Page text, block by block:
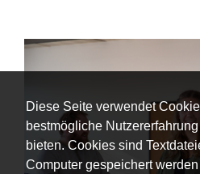
Diese Seite verwendet
bestmögliche
bieten. Cookies sind
Computer gespeichert